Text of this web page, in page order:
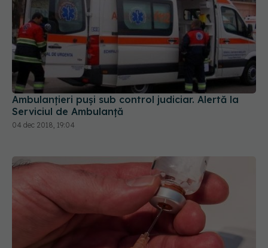
Ambulanțieri puși sub control judiciar. Alertă la
Serviciul de Ambulanță
04 dec 2018, 19:04